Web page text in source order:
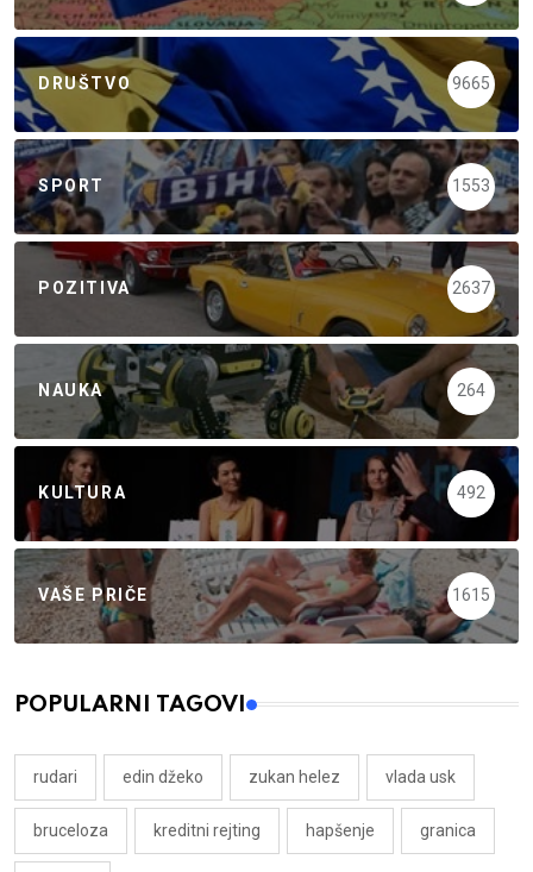
DRUŠTVO 9665
SPORT 1553
POZITIVA 2637
NAUKA 264
KULTURA 492
VAŠE PRIČE 1615
POPULARNI TAGOVI
rudari edin džeko zukan helez vlada usk
bruceloza kreditni rejting hapšenje granica